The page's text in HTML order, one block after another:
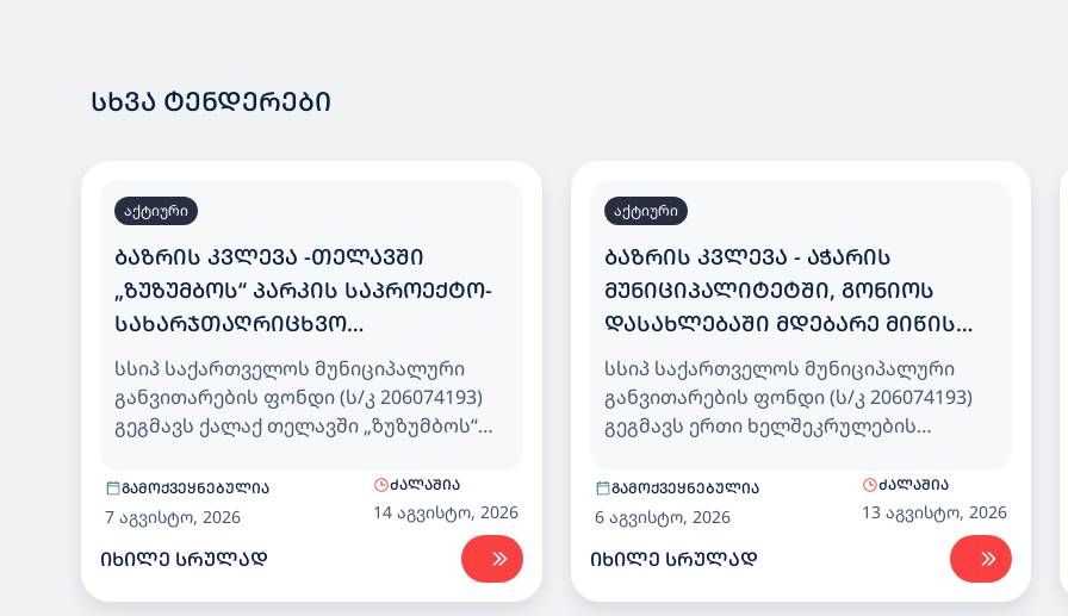
ᲡᲮᲕᲐ ᲢᲔᲜᲓᲔᲠᲔᲑᲘ
აქტიური
ᲑᲐᲖᲠᲘᲡ ᲙᲕᲚᲔᲕᲐ -ᲗᲔᲚᲐᲕᲨᲘ
„ᲖᲣᲖᲣᲛᲑᲝᲡ“ ᲞᲐᲠᲙᲘᲡ ᲡᲐᲞᲠᲝᲔᲥᲢᲝ-
ᲡᲐᲮᲐᲠᲯᲗᲐᲦᲠᲘᲪᲮᲕᲝ
ᲓᲝᲙᲣᲛᲔᲜᲢᲐᲪᲘᲘᲡ ᲛᲝᲛᲖᲐᲓᲔᲑᲘᲡ
ᲛᲝᲛᲡᲐᲮᲣᲠᲔᲑᲘᲡ ᲡᲐᲮᲔᲚᲛᲬᲘᲤᲝ
ᲨᲔᲡᲧᲘᲓᲕᲐ
სსიპ საქართველოს მუნიციპალური
განვითარების ფონდი (ს/კ 206074193)
გეგმავს ქალაქ თელავში „ზუზუმბოს“
დოკუმენტაციის მომზადების
მომსახურების (CPV71200000)
ᲒᲐᲛᲝᲥᲕᲔᲧᲜᲔᲑᲣᲚᲘᲐ
7 აგვისტო, 2026
ᲫᲐᲚᲐᲨᲘᲐ
14 აგვისტო, 2026
ᲘᲮᲘᲚᲔ ᲡᲠᲣᲚᲐᲓ
აქტიური
ᲑᲐᲖᲠᲘᲡ ᲙᲕᲚᲔᲕᲐ - ᲐᲭᲐᲠᲘᲡ
ᲛᲣᲜᲘᲪᲘᲞᲐᲚᲘᲢᲔᲢᲨᲘ, ᲒᲝᲜᲘᲝᲡ
ᲓᲐᲡᲐᲮᲚᲔᲑᲐᲨᲘ ᲛᲓᲔᲑᲐᲠᲔ ᲛᲘᲬᲘᲡ
ᲜᲐᲙᲕᲔᲗᲖᲔ 200 ᲑᲐᲕᲨᲕᲖᲔ
ᲒᲐᲗᲕᲚᲘᲚᲘ ᲡᲐᲑᲐᲕᲨᲕᲝ ᲑᲐᲦᲘ
სსიპ საქართველოს მუნიციპალური
განვითარების ფონდი (ს/კ 206074193)
გეგმავს ერთი ხელშეკრულების
აჭარის მუნიციპალიტეტში, გონიოს
დასახლებაში მდებარე მიწის ნაკვეთზე
ბაღისთვის, დეტალური საპროექტო
დოკუმენტაციის კორექტირების და
ᲒᲐᲛᲝᲥᲕᲔᲧᲜᲔᲑᲣᲚᲘᲐ
6 აგვისტო, 2026
ᲫᲐᲚᲐᲨᲘᲐ
13 აგვისტო, 2026
ᲘᲮᲘᲚᲔ ᲡᲠᲣᲚᲐᲓ